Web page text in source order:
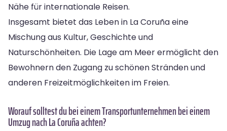
Nähe für internationale Reisen.
Insgesamt bietet das Leben in La Coruña eine
Mischung aus Kultur, Geschichte und
Naturschönheiten. Die Lage am Meer ermöglicht den
Bewohnern den Zugang zu schönen Stränden und
anderen Freizeitmöglichkeiten im Freien.
Worauf solltest du bei einem Transportunternehmen bei einem
Umzug nach La Coruña achten?